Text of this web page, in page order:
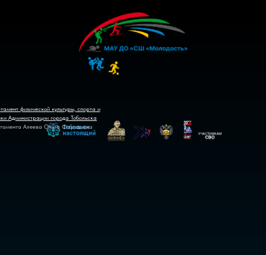
физической культуры, спорта и
Администрации города Тобольска
Алеева Ольга Фаридовна